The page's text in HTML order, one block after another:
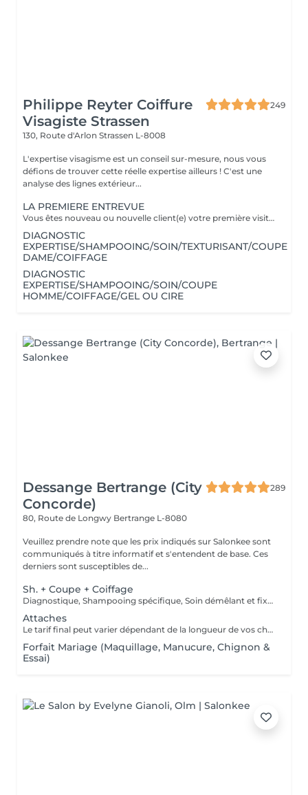
Philippe Reyter Coiffure
Visagiste Strassen
249
130, Route d'Arlon Strassen L-8008
L'expertise visagisme est un conseil sur-mesure, nous vous
défions de trouver cette réelle expertise ailleurs ! C'est une
analyse des lignes extérieur...
LA PREMIERE ENTREVUE
Vous êtes nouveau ou nouvelle client(e) votre première visite est une Entrevue. (Temps 30 minutes) Cette entrevue ne comprend aucun service de réalisation, il y aura des tests de styles, de communications et du conseils. Nous apprenons à vous connaitre et nous vous conseillons sur tous vos souhaits, afin de préparer notre premier rendez-vous. Cette Entrevue, nous permettra d'avoir une approche afin de comprendre en détail vos désirs et vos envies pour votre futur coupe ou couleur. Nous élaborons ensemble nos différentes méthodes de travail autour d'un thé ou un café pour vous proposer les services adaptés en vous indiquant un devis complet afin de fixer le prochain rendez-vous pour la réalisation.
DIAGNOSTIC
EXPERTISE/SHAMPOOING/SOIN/TEXTURISANT/COUPE
DAME/COIFFAGE
DIAGNOSTIC
EXPERTISE/SHAMPOOING/SOIN/COUPE
HOMME/COIFFAGE/GEL OU CIRE
Dessange Bertrange (City
Concorde)
289
80, Route de Longwy Bertrange L-8080
Veuillez prendre note que les prix indiqués sur Salonkee sont
communiqués à titre informatif et s'entendent de base. Ces
derniers sont susceptibles de...
Sh. + Coupe + Coiffage
Diagnostique, Shampooing spécifique, Soin démêlant et fixation inclus. Veuillez prendre note que les prix indiqués sur Salonkee sont communiqués à titre informatif et s'entendent de base. Ces derniers sont susceptibles de varier selon le diagnostic réalisé à votre arrivée au salon et l'expertise du professionnel à qui vous confiez votre beauté. Dans tous les cas, un devis précis vous sera proposé et toutes réalisations de prestations seront effectuées avec votre accord.
Attaches
Le tarif final peut varier dépendant de la longueur de vos cheveux ainsi que des soins et produits utilisés.
Forfait Mariage (Maquillage, Manucure, Chignon &
Essai)